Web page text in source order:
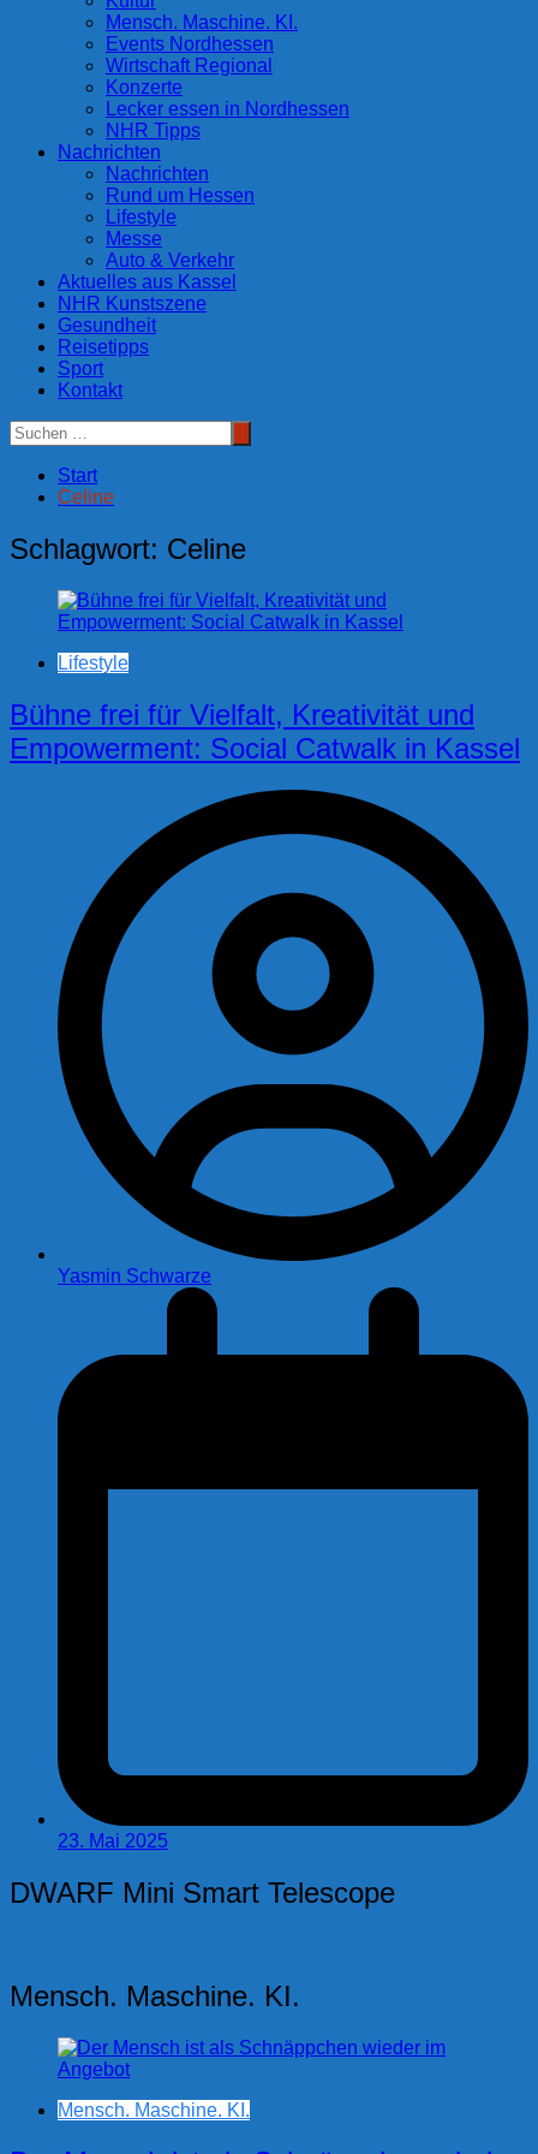
Mensch. Maschine. KI.
Events Nordhessen
Wirtschaft Regional
Konzerte
Lecker essen in Nordhessen
NHR Tipps
Nachrichten
Nachrichten
Rund um Hessen
Lifestyle
Messe
Auto & Verkehr
Aktuelles aus Kassel
NHR Kunstszene
Gesundheit
Reisetipps
Sport
Kontakt
Start
Celine
Schlagwort: Celine
Lifestyle
Bühne frei für Vielfalt, Kreativität und
Empowerment: Social Catwalk in Kassel
Yasmin Schwarze
23. Mai 2025
DWARF Mini Smart Telescope
Mensch. Maschine. KI.
Mensch. Maschine. KI.